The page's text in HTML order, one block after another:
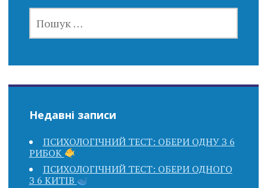
Недавні записи
ПСИХОЛОГІЧНИЙ ТЕСТ: ОБЕРИ ОДНУ З 6
РИБОК
ПСИХОЛОГІЧНИЙ ТЕСТ: ОБЕРИ ОДНОГО
З 6 КИТІВ